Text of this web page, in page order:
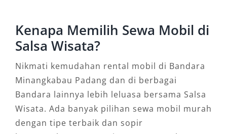
5. Toyota Avanza
Sebagai kendaraan serbaguna, Avanza selalu
menjadi favorit untuk perjalanan singkat atau
keluarga kecil. Harga sewa mobil ini
terjangkau, cocok untuk booking mobil di
bandara dengan fleksibilitas penggunaan
harian maupun perjalanan singkat ke luar kota.
Kenapa Memilih Sewa Mobil di
Salsa Wisata?
Nikmati kemudahan rental mobil di Bandara
Minangkabau Padang dan di berbagai
Bandara lainnya lebih leluasa bersama Salsa
Wisata. Ada banyak pilihan sewa mobil murah
dengan tipe terbaik dan sopir